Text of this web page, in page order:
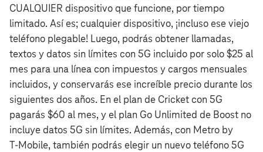
CUALQUIER dispositivo que funcione, por tiempo
limitado. Así es; cualquier dispositivo, ¡incluso ese viejo
teléfono plegable! Luego, podrás obtener llamadas,
textos y datos sin límites con 5G incluido por solo $25 al
mes para una línea con impuestos y cargos mensuales
incluidos, y conservarás ese increíble precio durante los
siguientes dos años. En el plan de Cricket con 5G
pagarás $60 al mes, y el plan Go Unlimited de Boost no
incluye datos 5G sin límites. Además, con Metro by
T‑Mobile, también podrás elegir un nuevo teléfono 5G